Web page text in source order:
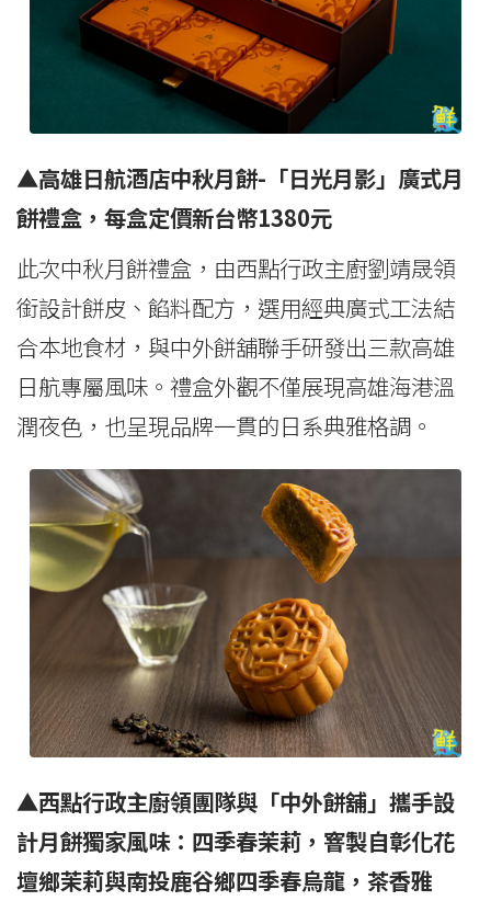
▲高雄日航酒店中秋月餅-「日光月影」廣式月
餅禮盒，每盒定價新台幣1380元
此次中秋月餅禮盒，由西點行政主廚劉靖晟領
銜設計餅皮、餡料配方，選用經典廣式工法結
合本地食材，與中外餅舖聯手研發出三款高雄
日航專屬風味。禮盒外觀不僅展現高雄海港溫
潤夜色，也呈現品牌一貫的日系典雅格調。
▲西點行政主廚領團隊與「中外餅舖」攜手設
計月餅獨家風味：四季春茉莉，窨製自彰化花
壇鄉茉莉與南投鹿谷鄉四季春烏龍，茶香雅